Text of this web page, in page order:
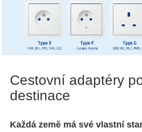
Cestovní adaptéry
destinace
Každá země má své vlastní